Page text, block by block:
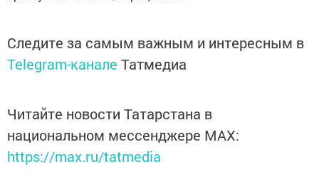
Следите за самым важным и интересным в
Telegram-канале Татмедиа
Читайте новости Татарстана в
национальном мессенджере MАХ:
https://max.ru/tatmedia